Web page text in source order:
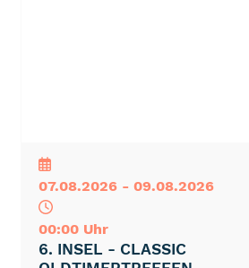
07.08.2026 - 09.08.2026
00:00 Uhr
6. INSEL - CLASSIC